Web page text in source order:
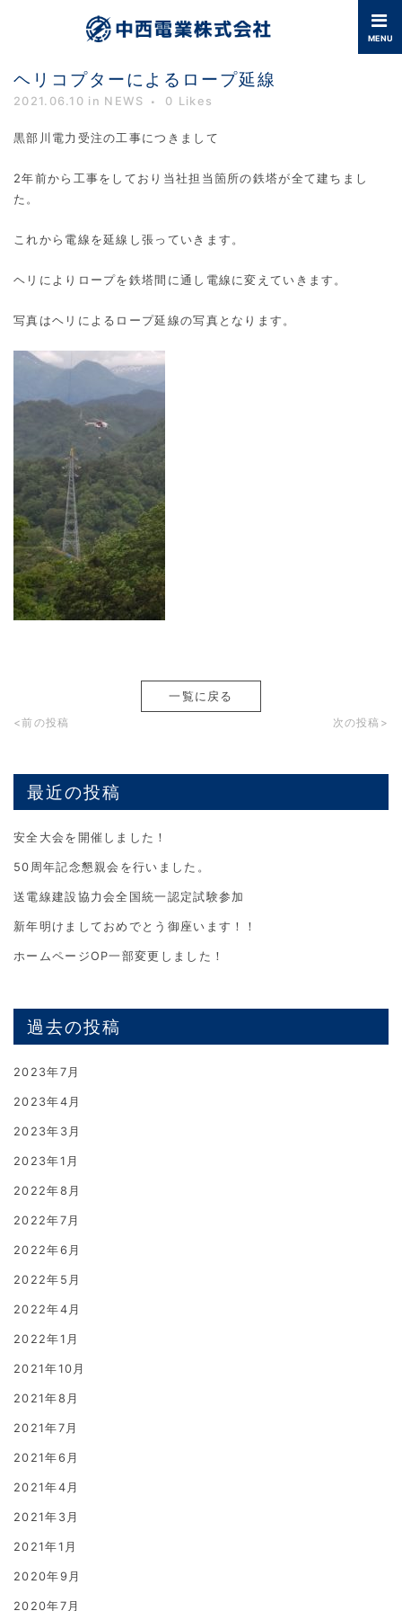
ヘリコプターによるロープ延線
2021.06.10 in NEWS 0 Likes
黒部川電力受注の工事につきまして
2年前から工事をしており当社担当箇所の鉄塔が全て建ちまし
た。
これから電線を延線し張っていきます。
ヘリによりロープを鉄塔間に通し電線に変えていきます。
写真はヘリによるロープ延線の写真となります。
一覧に戻る
<前の投稿
次の投稿>
最近の投稿
安全大会を開催しました！
50周年記念懇親会を行いました。
送電線建設協力会全国統一認定試験参加
新年明けましておめでとう御座います！！
ホームページOP一部変更しました！
過去の投稿
2023年7月
2023年4月
2023年3月
2023年1月
2022年8月
2022年7月
2022年6月
2022年5月
2022年4月
2022年1月
2021年10月
2021年8月
2021年7月
2021年6月
2021年4月
2021年3月
2021年1月
2020年9月
2020年7月